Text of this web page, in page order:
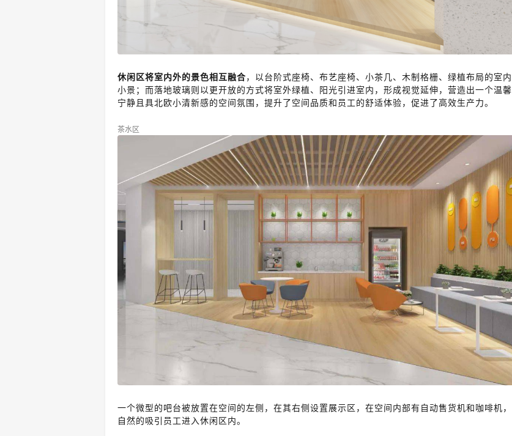
休闲区将室内外的景色相互融合，以台阶式座椅、 布艺座椅、 小茶几、木制格栅、绿植布局的室内
小景；而落地玻璃则以更开放的方式将室外绿植、阳光引进室内，形成视觉延伸， 营造出一个温馨
宁静且具北欧小清新感的空间氛围，提升了空间品质和员工的舒适体验，促进了高效生产力。
茶水区
一个微型的吧台被放置在空间的左侧，在其右侧设置展示区，在空间内部有自动售货机和咖啡机，
自然的吸引员工进入休闲区内。